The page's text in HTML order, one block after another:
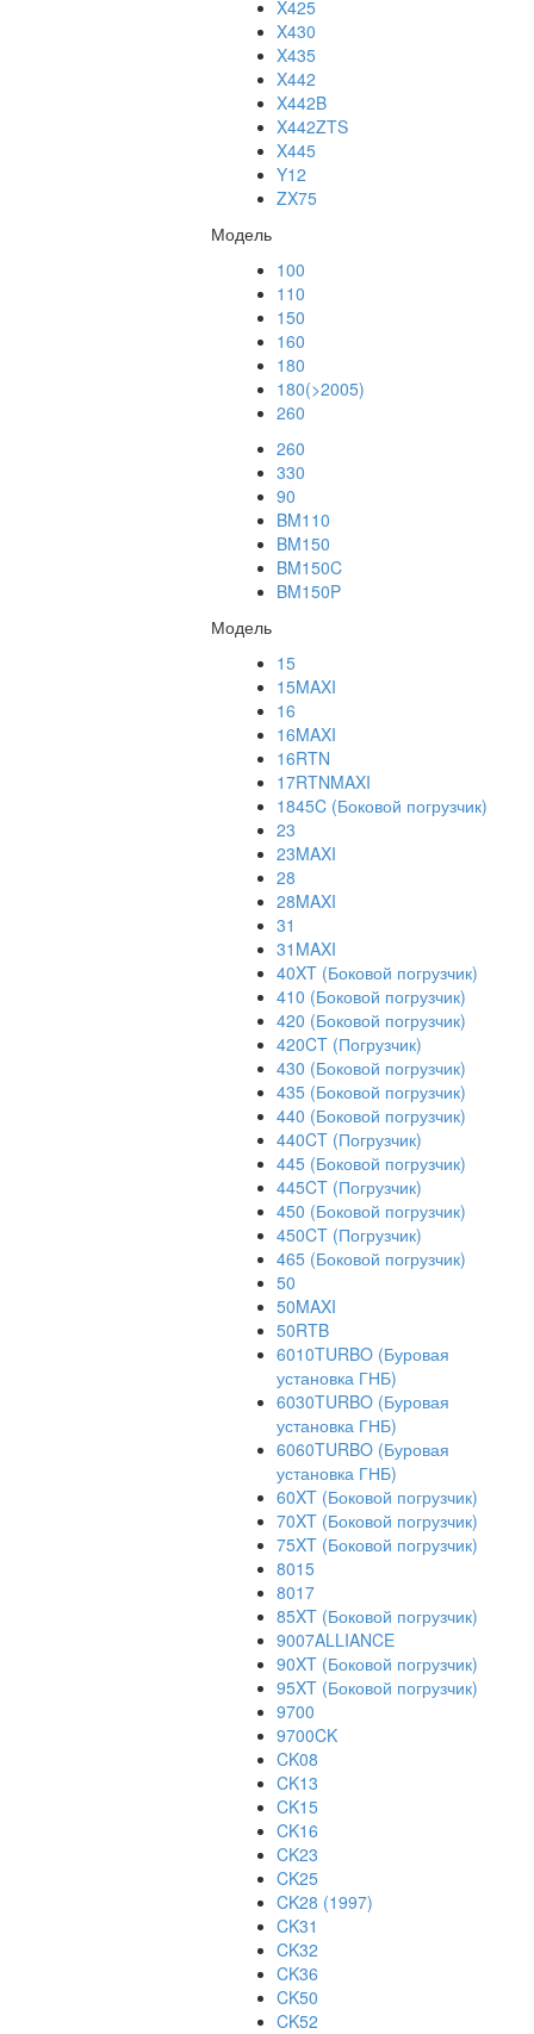
X425
X430
X435
X442
X442B
X442ZTS
X445
Y12
ZX75
Модель
100
110
150
160
180
180(>2005)
260
260
330
90
BM110
BM150
BM150C
BM150P
Модель
15
15MAXI
16
16MAXI
16RTN
17RTNMAXI
1845C (Боковой погрузчик)
23
23MAXI
28
28MAXI
31
31MAXI
40XT (Боковой погрузчик)
410 (Боковой погрузчик)
420 (Боковой погрузчик)
420CT (Погрузчик)
430 (Боковой погрузчик)
435 (Боковой погрузчик)
440 (Боковой погрузчик)
440CT (Погрузчик)
445 (Боковой погрузчик)
445CT (Погрузчик)
450 (Боковой погрузчик)
450CT (Погрузчик)
465 (Боковой погрузчик)
50
50MAXI
50RTB
6010TURBO (Буровая
установка ГНБ)
6030TURBO (Буровая
установка ГНБ)
6060TURBO (Буровая
установка ГНБ)
60XT (Боковой погрузчик)
70XT (Боковой погрузчик)
75XT (Боковой погрузчик)
8015
8017
85XT (Боковой погрузчик)
9007ALLIANCE
90XT (Боковой погрузчик)
95XT (Боковой погрузчик)
9700
9700CK
CK08
CK13
CK15
CK16
CK23
CK25
CK28 (1997)
CK31
CK32
CK36
CK50
CK52